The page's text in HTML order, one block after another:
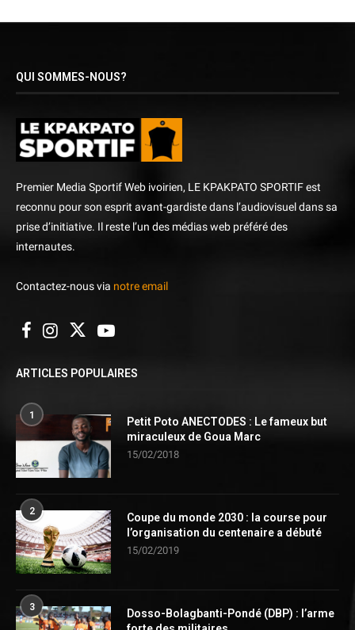
QUI SOMMES-NOUS?
Premier Media Sportif Web ivoirien, LE KPAKPATO SPORTIF est
reconnu pour son esprit avant-gardiste dans l’audiovisuel dans sa
prise d’initiative. Il reste l’un des médias web préféré des
internautes.
Contactez-nous via notre email
ARTICLES POPULAIRES
1
Petit Poto ANECTODES : Le fameux but
miraculeux de Goua Marc
15/02/2018
2
Coupe du monde 2030 : la course pour
l’organisation du centenaire a débuté
15/02/2019
3
Dosso-Bolagbanti-Pondé (DBP) : l’arme